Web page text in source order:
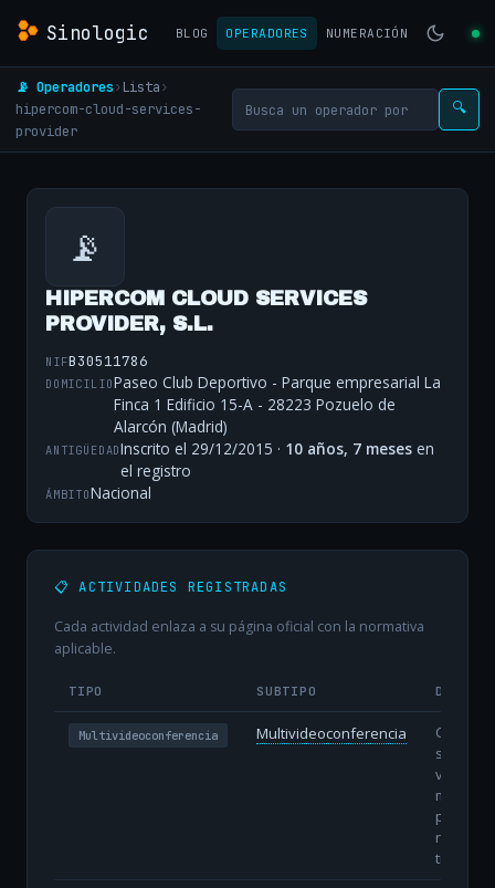
Sinologic BLOG OPERADORES NUMERACIÓN
📡 Operadores› Lista›
hipercom-cloud-services-
provider
🔍
📡
HIPERCOM CLOUD SERVICES
PROVIDER, S.L.
NIFB30511786
DOMICILIOPaseo Club Deportivo - Parque empresarial La
Finca 1 Edificio 15-A - 28223 Pozuelo de
Alarcón (Madrid)
ANTIGÜEDADInscrito el 29/12/2015 · 10 años, 7 meses en
el registro
ÁMBITONacional
📋 ACTIVIDADES REGISTRADAS
Cada actividad enlaza a su página oficial con la normativa
aplicable.
TIPO SUBTIPO
Multivideoconferencia Multivideoconferencia
voz y
múltiples
remotos
tiempo